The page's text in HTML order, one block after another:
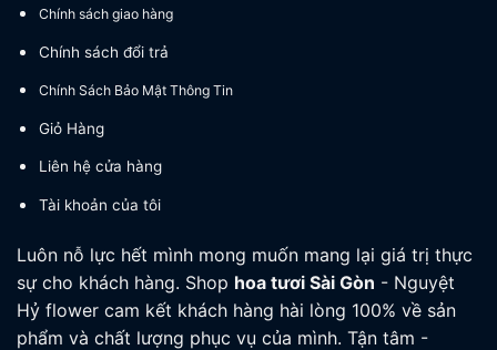
Chính sách giao hàng
Chính sách đổi trả
Chính Sách Bảo Mật Thông Tin
Giỏ Hàng
Liên hệ cửa hàng
Tài khoản của tôi
Luôn nỗ lực hết mình mong muốn mang lại giá trị thực
sự cho khách hàng. Shop hoa tươi Sài Gòn - Nguyệt
Hỷ flower cam kết khách hàng hài lòng 100% về sản
phẩm và chất lượng phục vụ của mình. Tận tâm -